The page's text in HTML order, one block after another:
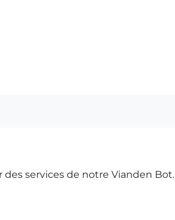
services de notre Vianden Bot.